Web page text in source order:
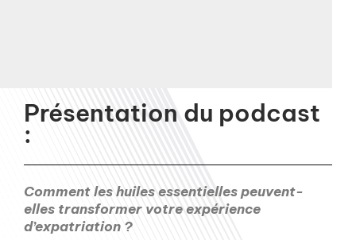
Présentation du podcast
:
Comment les huiles essentielles peuvent-
elles transformer votre expérience
d’expatriation ?